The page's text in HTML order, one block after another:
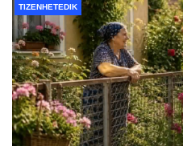
TIZENHETEDIK